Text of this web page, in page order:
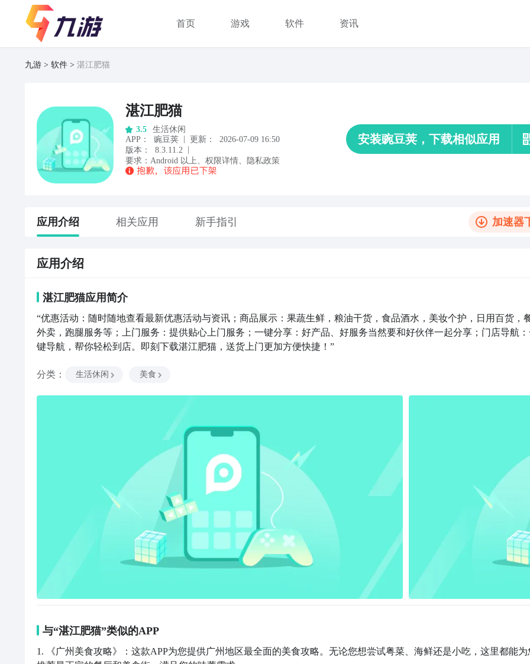
首页 游戏 软件 资讯
九游 软件 湛江肥猫
湛江肥猫
3.5
生活休闲
APP ： 豌豆荚 | 更新：
2026-07-09 16:50
版本：
8.3.11.2
|
要求： Android 以上 权限详情 隐私政策
安装豌豆荚，下载相似应用
应用介绍 相关应用 新手指引 加速器
应用介绍
湛江肥猫应用简介
“优惠活动：随时随地查看最新优惠活动与资讯；商品展示：果蔬生鲜，粮油干货，食品酒水，美妆个护，日用百货，
外卖，跑腿服务等；上门服务：提供贴心上门服务；一键分享：好产品、好服务当然要和好伙伴一起分享；门店导航
键导航，帮你轻松到店。即刻下载湛江肥猫，送货上门更加方便快捷！”
分类 ： 生活休闲 美食
与“湛江肥猫”类似的APP
1. 《广州美食攻略》：这款APP为您提供广州地区最全面的美食攻略。无论您想尝试粤菜、海鲜还是小吃，这里都能为